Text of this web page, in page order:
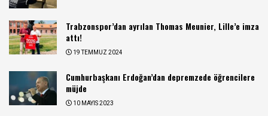
Trabzonspor’dan ayrılan Thomas Meunier, Lille’e imza
attı!
19 TEMMUZ 2024
Cumhurbaşkanı Erdoğan’dan depremzede öğrencilere
müjde
10 MAYIS 2023